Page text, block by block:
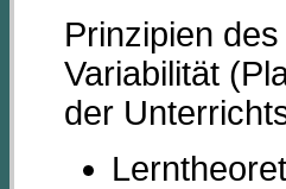
Prinzipien
Variabilität
der